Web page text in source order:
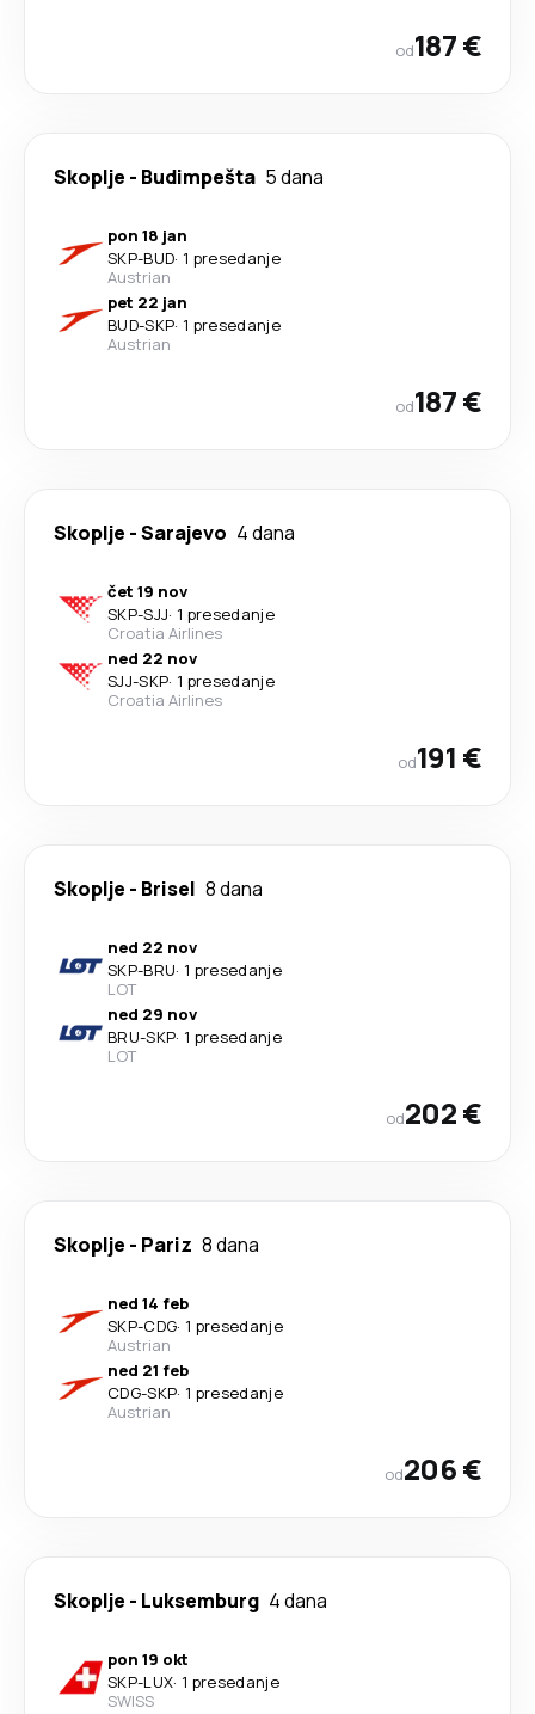
od187 €
Skoplje - Budimpešta 5 dana
pon 18 jan
SKP-BUD· 1 presedanje
Austrian
pet 22 jan
BUD-SKP· 1 presedanje
Austrian
od187 €
Skoplje -Sarajevo 4 dana
čet 19 nov
SKP-SJJ· 1 presedanje
Croatia Airlines
ned 22 nov
SJJ-SKP· 1 presedanje
Croatia Airlines
od191 €
Skoplje - Brisel 8 dana
ned 22 nov
SKP-BRU· 1 presedanje
LOT
ned 29 nov
BRU-SKP· 1 presedanje
LOT
od202 €
Skoplje - Pariz 8 dana
ned 14 feb
SKP-CDG· 1 presedanje
Austrian
ned 21 feb
CDG-SKP· 1 presedanje
Austrian
od206 €
Skoplje - Luksemburg 4 dana
pon 19 okt
SKP-LUX· 1 presedanje
SWISS